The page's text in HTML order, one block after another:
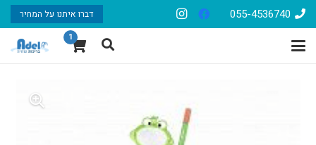
055-4536740 דברו איתנו על המחיר
1